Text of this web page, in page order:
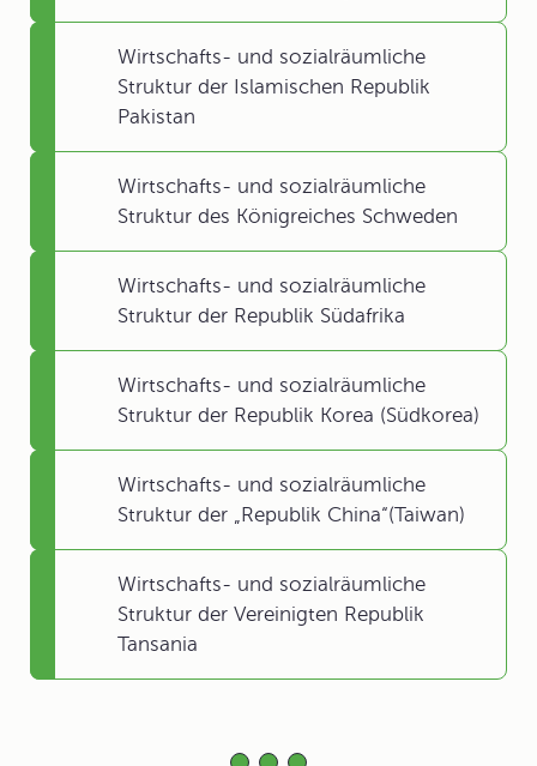
Wirtschafts- und sozialräumliche
Struktur der Islamischen Republik
Pakistan
Wirtschafts- und sozialräumliche
Struktur des Königreiches Schweden
Wirtschafts- und sozialräumliche
Struktur der Republik Südafrika
Wirtschafts- und sozialräumliche
Struktur der Republik Korea (Südkorea)
Wirtschafts- und sozialräumliche
Struktur der „Republik China“(Taiwan)
Wirtschafts- und sozialräumliche
Struktur der Vereinigten Republik
Tansania